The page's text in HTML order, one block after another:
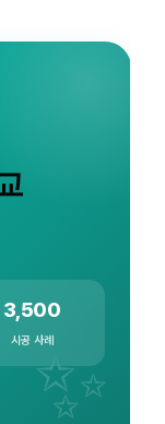
3,500
시공 사례